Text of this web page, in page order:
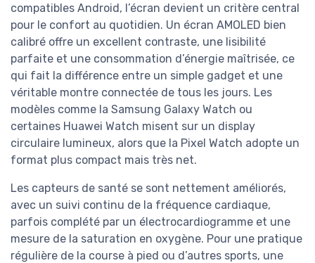
compatibles Android, l’écran devient un critère central
pour le confort au quotidien. Un écran AMOLED bien
calibré offre un excellent contraste, une lisibilité
parfaite et une consommation d’énergie maîtrisée, ce
qui fait la différence entre un simple gadget et une
véritable montre connectée de tous les jours. Les
modèles comme la Samsung Galaxy Watch ou
certaines Huawei Watch misent sur un display
circulaire lumineux, alors que la Pixel Watch adopte un
format plus compact mais très net.
Les capteurs de santé se sont nettement améliorés,
avec un suivi continu de la fréquence cardiaque,
parfois complété par un électrocardiogramme et une
mesure de la saturation en oxygène. Pour une pratique
régulière de la course à pied ou d’autres sports, une